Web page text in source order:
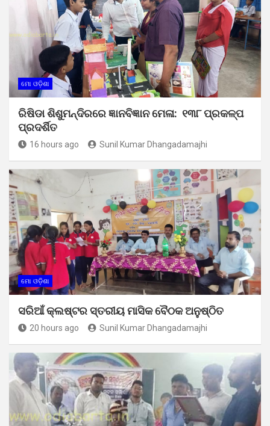
ମୋ ଓଡ଼ିଶା
ରିଷିଡା ଶିଶୁମନ୍ଦିରରେ ଜ୍ଞାନବିଜ୍ଞାନ ମେଳା: ୧୩୮ ପ୍ରକଳ୍ପ
ପ୍ରଦର୍ଶିତ
16 hours ago Sunil Kumar Dhangadamajhi
ମୋ ଓଡ଼ିଶା
ସରିଆଁ କ୍ଲଷ୍ଟର ସ୍ତରୀୟ ମାସିକ ବୈଠକ ଅନୁଷ୍ଠିତ
20 hours ago Sunil Kumar Dhangadamajhi